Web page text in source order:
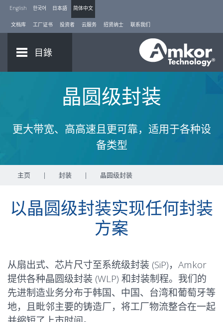
English 한국어 日本語 简体中文
文档库 工厂证书 投资者 云服务 招贤纳士 联系我们
目錄
晶圆级封装
更大带宽、高高速且更可靠，适用于各种设
备类型
主页 | 封装 | 晶圆级封装
以晶圆级封装实现任何封装
方案
从扇出式、芯片尺寸至系统级封装 (SiP)，Amkor
提供各种晶圆级封装 (WLP) 和封装制程。我们的
先进制造业务分布于韩国、中国、台湾和葡萄牙等
地，且毗邻主要的铸造厂，将工厂物流整合在一起